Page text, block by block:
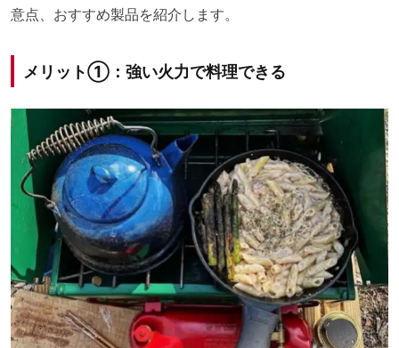
意点、おすすめ製品を紹介します。
メリット①：強い火力で料理できる